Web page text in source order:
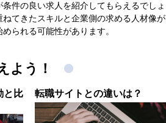
件の良い求人を紹介してもらえるでしょ
てきたスキルと企業側の求める人材像が
られる可能性があります。
よう！
と比
転職サイトとの違いは？